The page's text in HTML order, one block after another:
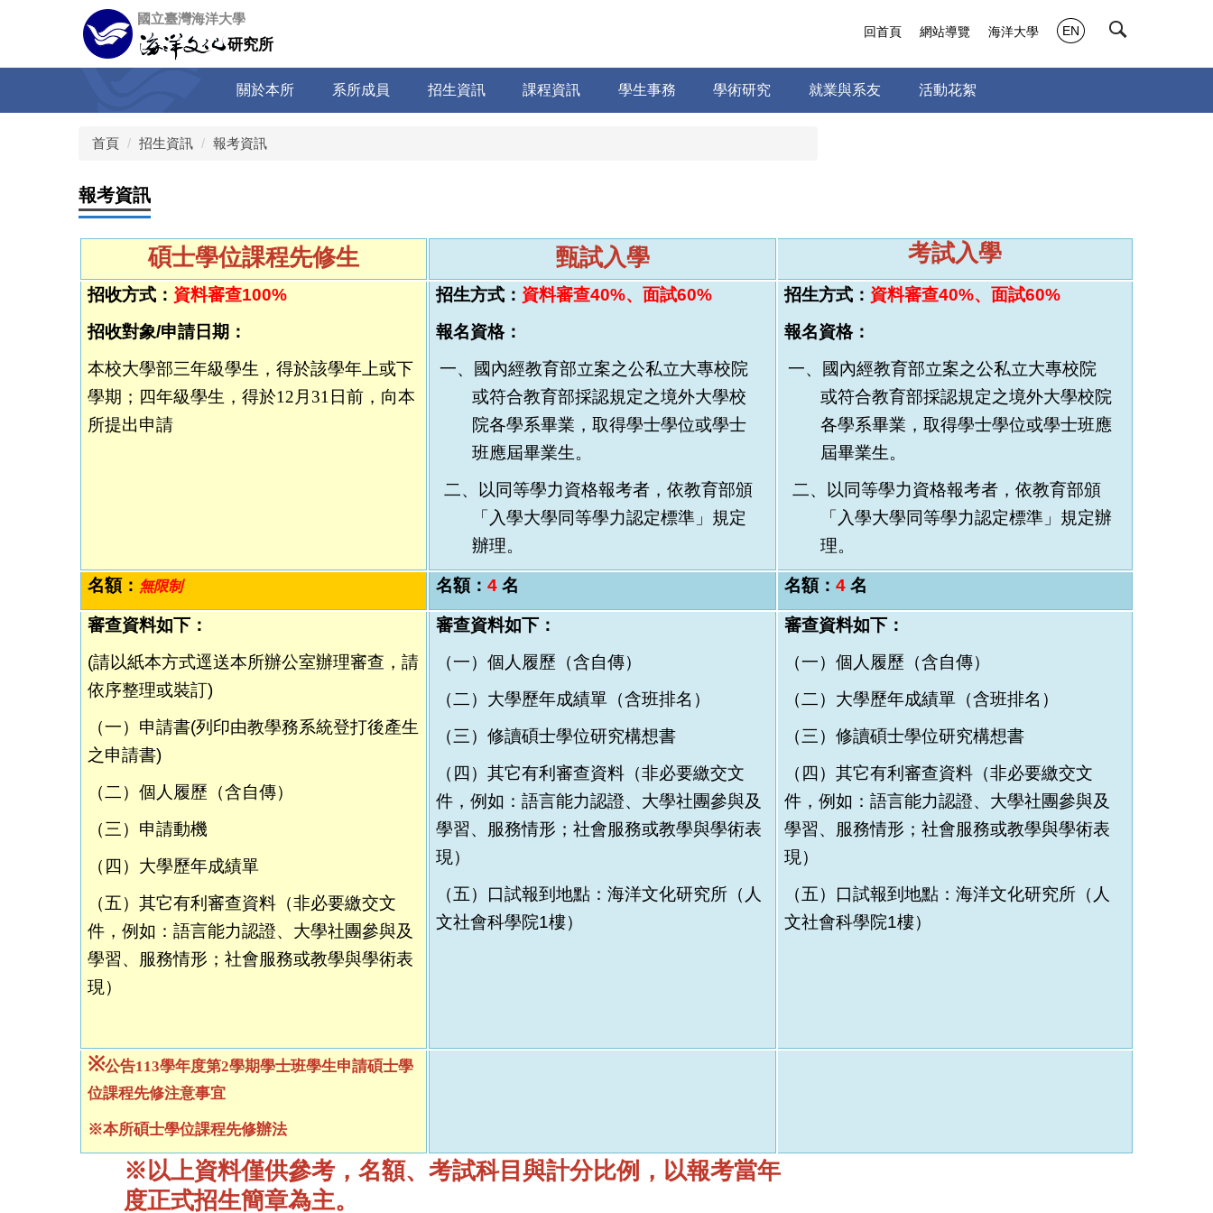
要
容
國立臺灣海洋大學
研究所
關於本所 系所成員 招生資訊 課程資訊 學生事務 學術研究 就業與系友 活動花絮
回首頁 網站導覽 海洋大學 EN
首頁 招生資訊 報考資訊
報考資訊
碩士學位課程先修生 甄試入學 考試入學
招收方式： 資料審查100%
招收對象/申請日期：
本校大學部三年級學生，得於該學年上或下
學期； 四年級學生，得於12月31日前，向本
所提出申請
招生方式： 資料審查40%、 面試60%
報名資格：
一、國內經教育部立案之公私立大專校院
或符合教育部採認規定之境外大學校
院各學系畢業，取得學士學位或學士
班應屆畢業生。
二、以同等學力資格報考者，依教育部頒
「入學大學同等學力認定標準」規定
辦理。
招生方式： 資料審查40%、 面試60%
報名資格：
一、國內經教育部立案之公私立大專校院
或符合教育部採認規定之境外大學校院
各學系畢業，取得學士學位或學士班應
屆畢業生。
二、以同等學力資格報考者，依教育部頒
「入學大學同等學力認定標準」規定辦
理。
名額： 無限制 名額： 4 名 名額： 4 名
審查資料如下：
(請以紙本方式逕送本所辦公室辦理審查，請
依序整理或裝訂)
（一）申請書(列印由教學務系統登打後產生
之申請書)
（二） 個人履歷（含自傳）
（三）申請動機
（四） 大學歷年成績單
（五） 其它有利審查資料（非必要繳交文
件，例如：語言能力認證、大學社團參與及
學習、服務情形；社會服務或教學與學術表
現）
審查資料如下：
（一）個人履歷（含自傳）
（二） 大學歷年成績單（含班排名）
（三） 修讀碩士學位研究構想書
（四）其它有利審查資料（非必要繳交文
件，例如：語言能力認證、大學社團參與及
學習、服務情形；社會服務或教學與學術表
現）
（五） 口試報到地點：海洋文化研究所（人
文社會科學院1樓）
審查資料如下：
（一）個人履歷（含自傳）
（二） 大學歷年成績單（含班排名）
（三） 修讀碩士學位研究構想書
（四）其它有利審查資料（非必要繳交文
件，例如：語言能力認證、大學社團參與及
學習、服務情形；社會服務或教學與學術表
現）
（五） 口試報到地點：海洋文化研究所（人
文社會科學院1樓）
※公告113學年度第2學期學士班學生申請碩士學
位課程先修注意事宜
※本所碩士學位課程先修辦法
※以上資料僅供參考，名額、考試科目與計分比例，以報考當年
度正式招生簡章為主。